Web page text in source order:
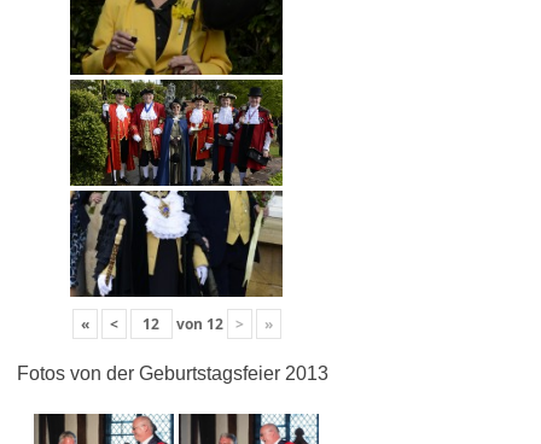
« < von 12 > »
Fotos von der Geburtstagsfeier 2013